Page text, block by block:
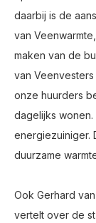
daarbij is de
van
maken van de
van
onze huurders
dagelijks
energiezuiniger.
duurzame
Ook Gerhard
vertelt over de